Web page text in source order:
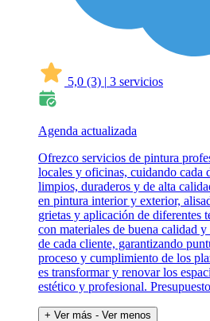
5,0 (3) | 3 servicios
Agenda actualizada
Ofrezco servicios de pintura
locales y oficinas, cuidando cada
limpios, duraderos y de alta
en pintura interior y exterior,
grietas y aplicación de diferentes
con materiales de buena calidad y
de cada cliente, garantizando
proceso y cumplimiento de los
es transformar y renovar los
estético y profesional.
+ Ver más - Ver menos